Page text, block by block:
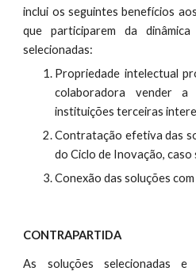
inclui os seguintes benefícios
que participarem da
selecionadas:
Propriedade intelectual
colaboradora vender a
instituições terceiras
Contratação efetiva das
do Ciclo de Inovação, caso
Conexão das soluções
CONTRAPARTIDA
As soluções selecionadas e